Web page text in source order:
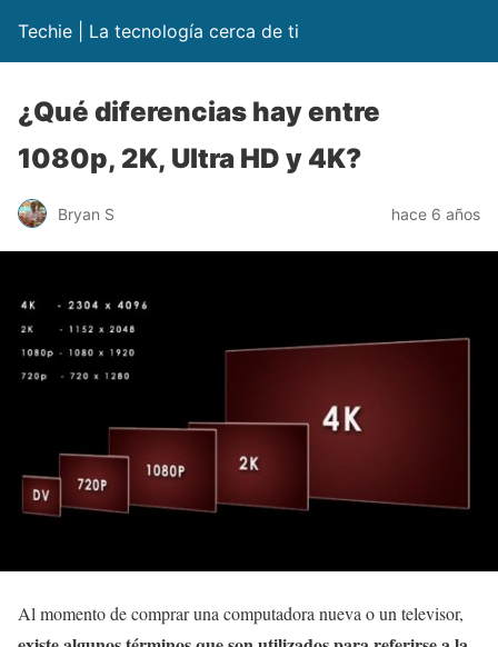
Techie | La tecnología cerca de ti
¿Qué diferencias hay entre
1080p, 2K, Ultra HD y 4K?
Bryan S hace 6 años
Al momento de comprar una computadora nueva o un televisor,